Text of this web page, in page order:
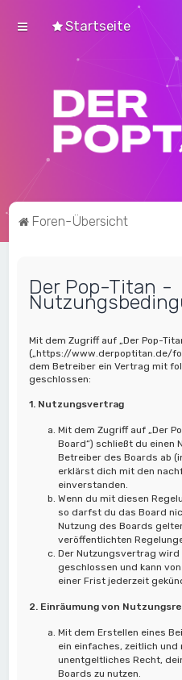
Startseite
Foren-Übersicht
Der Pop-Titan -
Mit dem Zugriff auf „Der Pop-
(„https://www.derpoptitan.de/
dem Betreiber ein Vertrag mit
geschlossen:
1. Nutzungsvertrag
Mit dem Zugriff auf „Der
Board“) schließt du einen
Betreiber des Boards ab
erklärst dich mit den
einverstanden.
Wenn du mit diesen
so darfst du das Board
Nutzung des Boards
veröffentlichten
Der Nutzungsvertrag
geschlossen und kann
einer Frist jederzeit
2. Einräumung von
Mit dem Erstellen eines
ein einfaches, zeitlich
unentgeltliches Recht,
Boards zu nutzen.